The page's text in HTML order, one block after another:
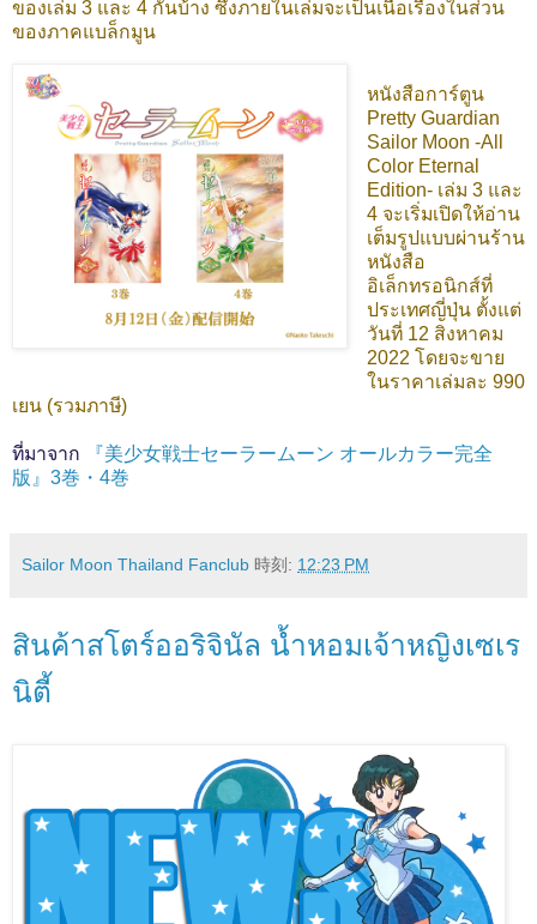
ของเล่ม 3 และ 4 กันบ้าง ซึ่งภายในเล่มจะเป็นเนื้อเรื่องในส่วน
ของภาคแบล็กมูน
หนังสือการ์ตูน
Pretty Guardian
Sailor Moon -All
Color Eternal
Edition- เล่ม 3 และ
4 จะเริ่มเปิดให้อ่าน
เต็มรูปแบบผ่านร้าน
หนังสือ
อิเล็กทรอนิกส์ที่
ประเทศญี่ปุ่น ตั้งแต่
วันที่ 12 สิงหาคม
2022 โดยจะขาย
ในราคาเล่มละ 990
เยน (รวมภาษี)
ที่มาจาก
『美少女戦士セーラームーン オールカラー完全
版』3巻・4巻
Sailor Moon Thailand Fanclub 時刻: 12:23 PM
สินค้าสโตร์ออริจินัล น้ำหอมเจ้าหญิงเซเร
นิตี้